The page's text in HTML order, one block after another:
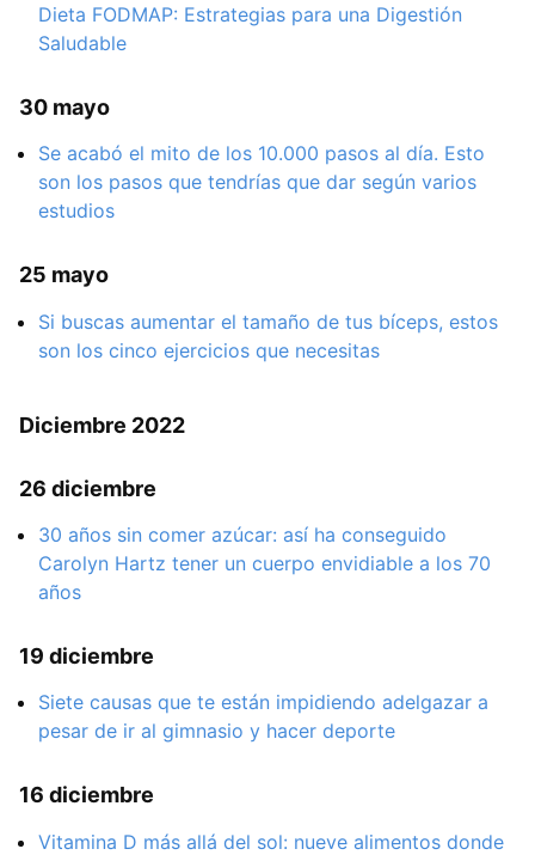
Dieta FODMAP: Estrategias para una Digestión
Saludable
30 mayo
Se acabó el mito de los 10.000 pasos al día. Esto
son los pasos que tendrías que dar según varios
estudios
25 mayo
Si buscas aumentar el tamaño de tus bíceps, estos
son los cinco ejercicios que necesitas
Diciembre 2022
26 diciembre
30 años sin comer azúcar: así ha conseguido
Carolyn Hartz tener un cuerpo envidiable a los 70
años
19 diciembre
Siete causas que te están impidiendo adelgazar a
pesar de ir al gimnasio y hacer deporte
16 diciembre
Vitamina D más allá del sol: nueve alimentos donde